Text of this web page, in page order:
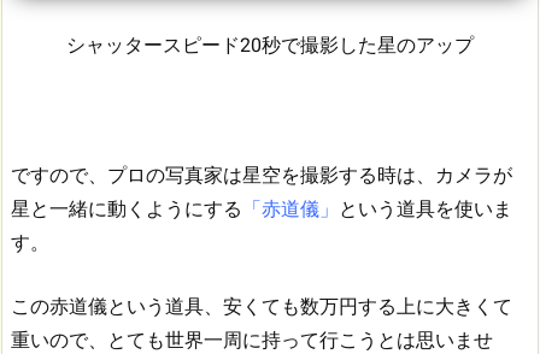
シャッタースピード20秒で撮影した星のアップ
ですので、プロの写真家は星空を撮影する時は、カメラが
星と一緒に動くようにする 「赤道儀」 という道具を使いま
す。
この赤道儀という道具、安くても数万円する上に大きくて
重いので、とても世界一周に持って行こうとは思いませ